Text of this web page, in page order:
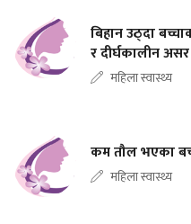
बिहान उठ्दा
र दीर्घकालीन असर
महिला स्वास्थ्य
कम तौल भएका
महिला स्वास्थ्य